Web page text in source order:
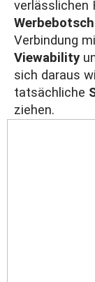
verlässlichen
Verbindung
Viewability
sich daraus
tatsächliche
ziehen.